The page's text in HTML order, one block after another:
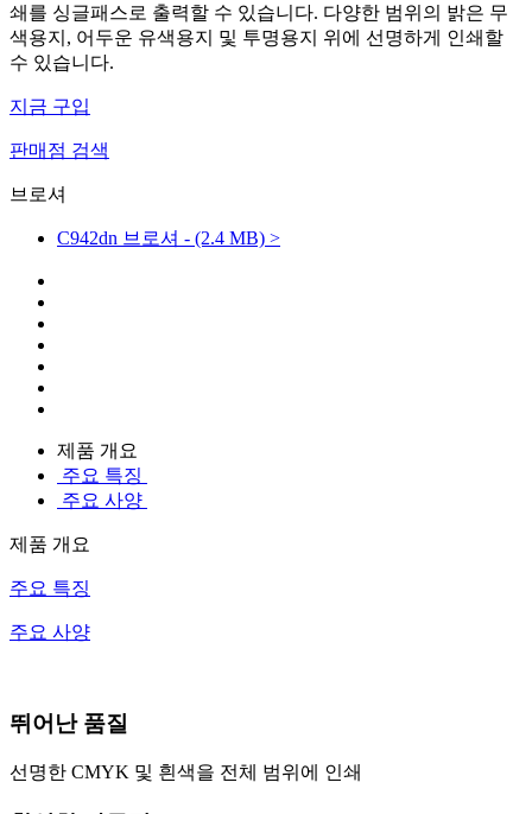
쇄를 싱글패스로 출력할 수 있습니다. 다양한 범위의 밝은 무
색용지, 어두운 유색용지 및 투명용지 위에 선명하게 인쇄할
수 있습니다.
지금 구입
판매점 검색
브로셔
C942dn 브로셔 - (2.4 MB) >
제품 개요
주요 특징
주요 사양
제품 개요
주요 특징
주요 사양
뛰어난 품질
선명한 CMYK 및 흰색을 전체 범위에 인쇄